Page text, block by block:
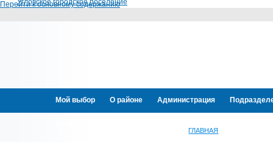
Перейти к основному содержанию
Угловское городское поселение
Мой выбор О районе Администрация
ГЛАВНАЯ